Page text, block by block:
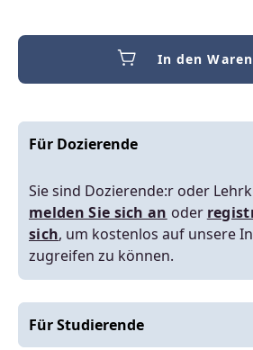
In den
Für Dozierende
Sie sind Dozierende:r oder
melden Sie sich an oder
sich, um kostenlos auf unsere
zugreifen zu können.
Für Studierende